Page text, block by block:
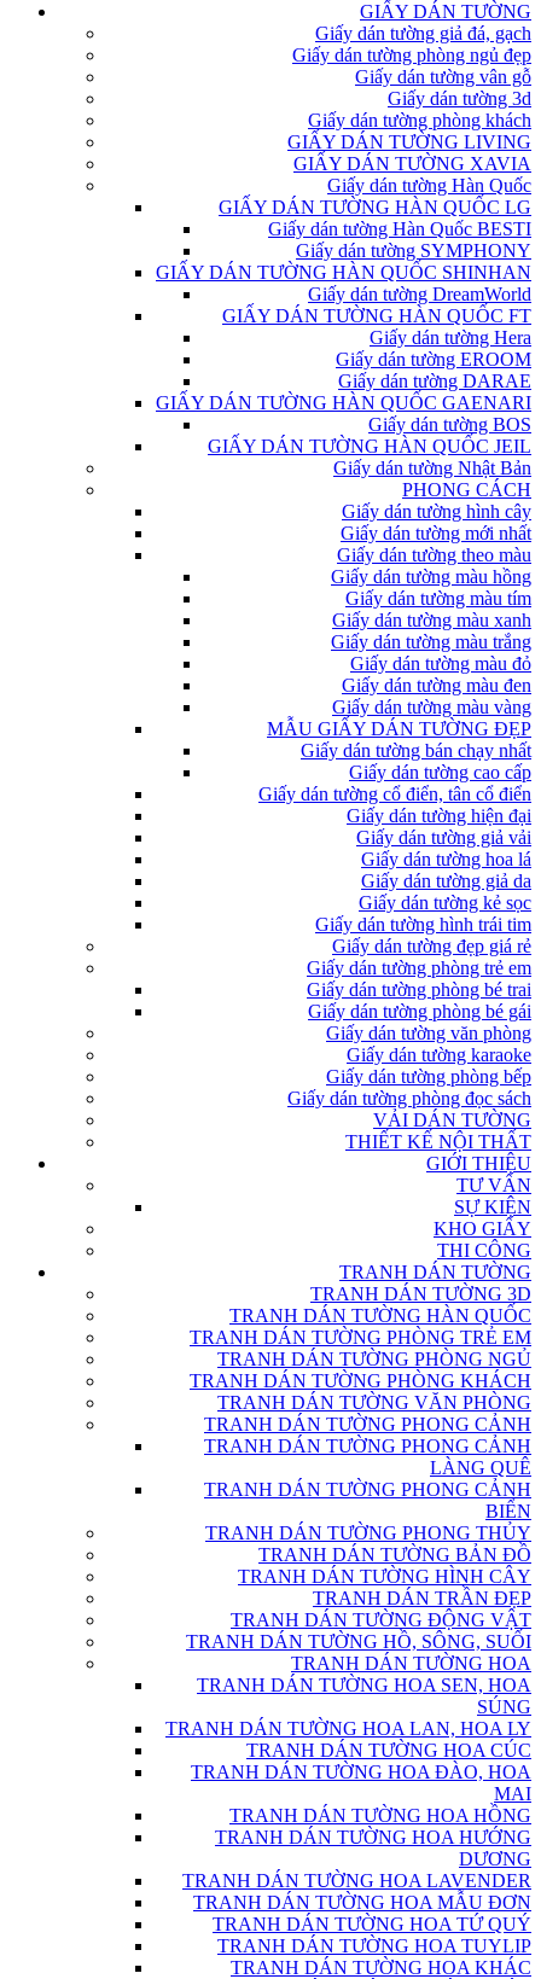
GIẤY DÁN TƯỜNG
Giấy dán tường giả đá, gạch
Giấy dán tường phòng ngủ đẹp
Giấy dán tường vân gỗ
Giấy dán tường 3d
Giấy dán tường phòng khách
GIẤY DÁN TƯỜNG LIVING
GIẤY DÁN TƯỜNG XAVIA
Giấy dán tường Hàn Quốc
GIẤY DÁN TƯỜNG HÀN QUỐC LG
Giấy dán tường Hàn Quốc BESTI
Giấy dán tường SYMPHONY
GIẤY DÁN TƯỜNG HÀN QUỐC SHINHAN
Giấy dán tường DreamWorld
GIẤY DÁN TƯỜNG HÀN QUỐC FT
Giấy dán tường Hera
Giấy dán tường EROOM
Giấy dán tường DARAE
GIẤY DÁN TƯỜNG HÀN QUỐC GAENARI
Giấy dán tường BOS
GIẤY DÁN TƯỜNG HÀN QUỐC JEIL
Giấy dán tường Nhật Bản
PHONG CÁCH
Giấy dán tường hình cây
Giấy dán tường mới nhất
Giấy dán tường theo màu
Giấy dán tường màu hồng
Giấy dán tường màu tím
Giấy dán tường màu xanh
Giấy dán tường màu trắng
Giấy dán tường màu đỏ
Giấy dán tường màu đen
Giấy dán tường màu vàng
MẪU GIẤY DÁN TƯỜNG ĐẸP
Giấy dán tường bán chạy nhất
Giấy dán tường cao cấp
Giấy dán tường cổ điển, tân cổ điển
Giấy dán tường hiện đại
Giấy dán tường giả vải
Giấy dán tường hoa lá
Giấy dán tường giả da
Giấy dán tường kẻ sọc
Giấy dán tường hình trái tim
Giấy dán tường đẹp giá rẻ
Giấy dán tường phòng trẻ em
Giấy dán tường phòng bé trai
Giấy dán tường phòng bé gái
Giấy dán tường văn phòng
Giấy dán tường karaoke
Giấy dán tường phòng bếp
Giấy dán tường phòng đọc sách
VẢI DÁN TƯỜNG
THIẾT KẾ NỘI THẤT
GIỚI THIỆU
TƯ VẤN
SỰ KIỆN
KHO GIẤY
THI CÔNG
TRANH DÁN TƯỜNG
TRANH DÁN TƯỜNG 3D
TRANH DÁN TƯỜNG HÀN QUỐC
TRANH DÁN TƯỜNG PHÒNG TRẺ EM
TRANH DÁN TƯỜNG PHÒNG NGỦ
TRANH DÁN TƯỜNG PHÒNG KHÁCH
TRANH DÁN TƯỜNG VĂN PHÒNG
TRANH DÁN TƯỜNG PHONG CẢNH
TRANH DÁN TƯỜNG PHONG CẢNH
LÀNG QUÊ
TRANH DÁN TƯỜNG PHONG CẢNH
BIỂN
TRANH DÁN TƯỜNG PHONG THỦY
TRANH DÁN TƯỜNG BẢN ĐỒ
TRANH DÁN TƯỜNG HÌNH CÂY
TRANH DÁN TRẦN ĐẸP
TRANH DÁN TƯỜNG ĐỘNG VẬT
TRANH DÁN TƯỜNG HỒ, SÔNG, SUỐI
TRANH DÁN TƯỜNG HOA
TRANH DÁN TƯỜNG HOA SEN, HOA
SÚNG
TRANH DÁN TƯỜNG HOA LAN, HOA LY
TRANH DÁN TƯỜNG HOA CÚC
TRANH DÁN TƯỜNG HOA ĐÀO, HOA
MAI
TRANH DÁN TƯỜNG HOA HỒNG
TRANH DÁN TƯỜNG HOA HƯỚNG
DƯƠNG
TRANH DÁN TƯỜNG HOA LAVENDER
TRANH DÁN TƯỜNG HOA MẪU ĐƠN
TRANH DÁN TƯỜNG HOA TỨ QUÝ
TRANH DÁN TƯỜNG HOA TUYLIP
TRANH DÁN TƯỜNG HOA KHÁC